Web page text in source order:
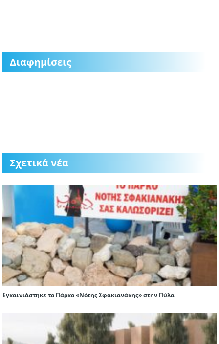
Διαφημίσεις
Σχετικά νέα
Εγκαινιάστηκε το Πάρκο «Νότης Σφακιανάκης» στην Πύλα